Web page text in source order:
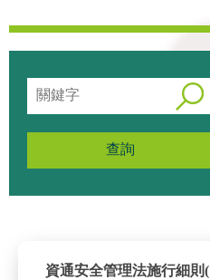
查詢
資通安全管理法施行細則